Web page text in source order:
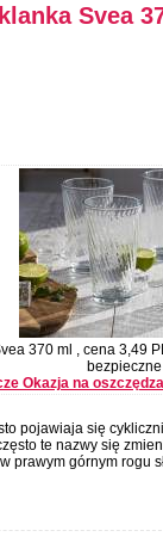
Svea
370 ml , cena 3,49
bezpieczne
Okazja na
pojawiaja się
te nazwy się
prawym górnym rogu